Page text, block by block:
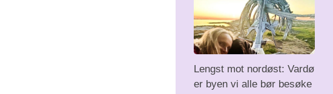
Lengst mot nordøst: Vardø
er byen vi alle bør besøke